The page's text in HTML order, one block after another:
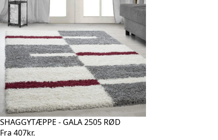
SHAGGYTÆPPE - GALA 2505 RØD
Fra 407kr.